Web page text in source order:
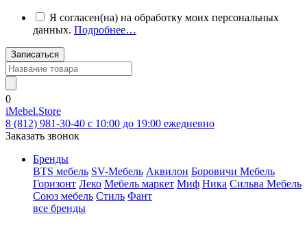
Я согласен(на) на обработку моих персональных
данных. Подробнее…
Записаться
0
iMebel.Store
8 (812) 981-30-40 c 10:00 до 19:00 ежедневно
Заказать звонок
Бренды
BTS мебель SV-Мебель Аквилон Боровичи Мебель
Горизонт Леко Мебель маркет Миф Ника Сильва Мебель
Союз мебель Стиль Фант
все бренды